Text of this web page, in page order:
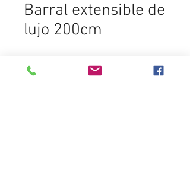
Barral extensible de
lujo 200cm
In den Warenkorb